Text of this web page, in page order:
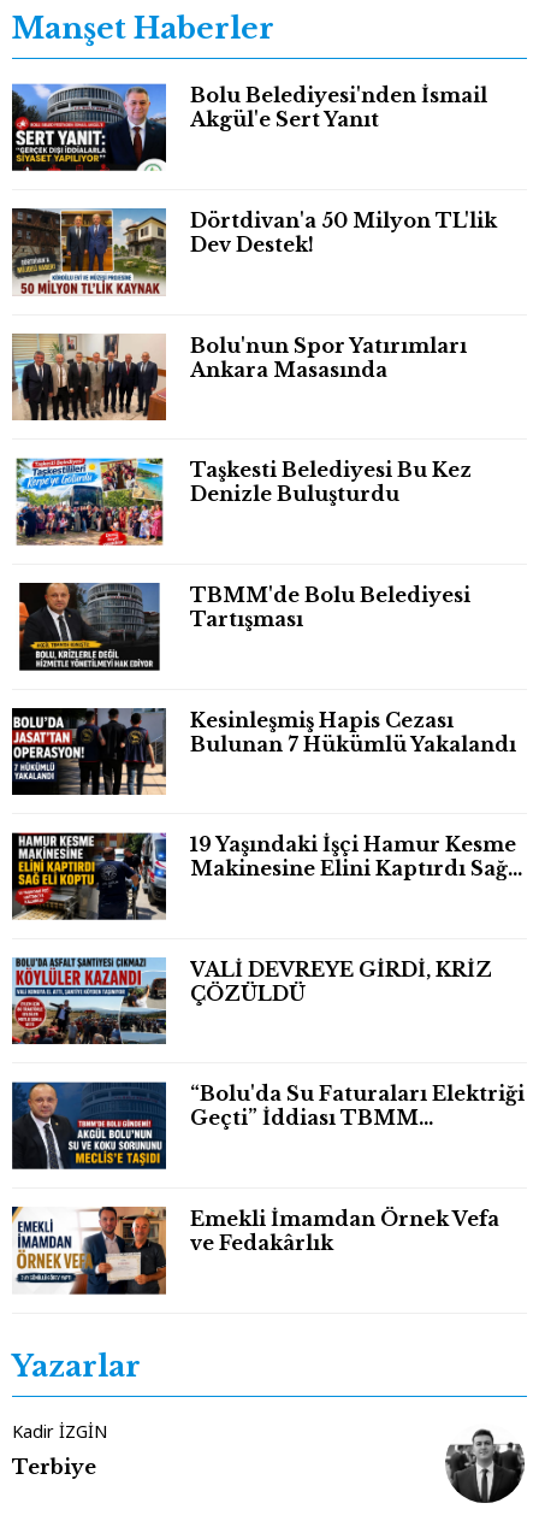
Manşet Haberler
Bolu Belediyesi'nden İsmail
Akgül'e Sert Yanıt
Dörtdivan'a 50 Milyon TL'lik
Dev Destek!
Bolu'nun Spor Yatırımları
Ankara Masasında
Taşkesti Belediyesi Bu Kez
Denizle Buluşturdu
TBMM'de Bolu Belediyesi
Tartışması
Kesinleşmiş Hapis Cezası
Bulunan 7 Hükümlü Yakalandı
19 Yaşındaki İşçi Hamur Kesme
Makinesine Elini Kaptırdı Sağ
VALİ DEVREYE GİRDİ, KRİZ
ÇÖZÜLDÜ
“Bolu'da Su Faturaları Elektriği
Geçti” İddiası TBMM
Emekli İmamdan Örnek Vefa
ve Fedakârlık
Yazarlar
Kadir İZGİN
Terbiye